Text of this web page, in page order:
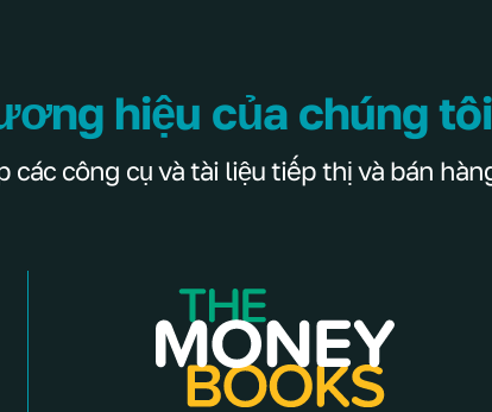
hiệu của chúng
các công cụ và tài liệu tiếp thị và bán